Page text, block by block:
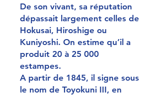
De son vivant, sa réputation
dépassait largement celles de
Hokusai, Hiroshige ou
Kuniyoshi. On estime qu’il a
produit 20 à 25 000
estampes.
A partir de 1845, il signe sous
le nom de Toyokuni III, en